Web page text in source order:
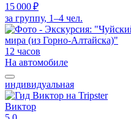
15 000 ₽
за группу, 1–4 чел.
12 часов
На автомобиле
индивидуальная
Виктор